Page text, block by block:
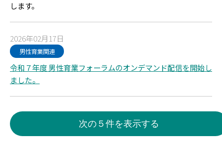
します。
2026年02月17日
男性育業関連
令和７年度 男性育業フォーラムのオンデマンド配信を開始し
ました。
次の５件を表示する